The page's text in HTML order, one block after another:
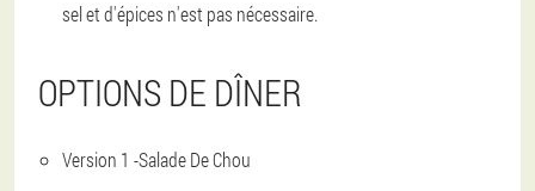
sel et d'épices n'est pas nécessaire.
OPTIONS DE DÎNER
Version 1 -Salade De Chou